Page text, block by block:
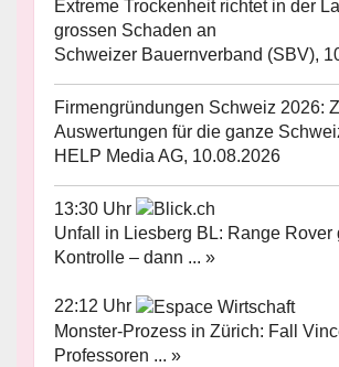
Extreme Trockenheit richtet in der
grossen Schaden an
Schweizer Bauernverband (SBV),
Firmengründungen Schweiz 2026:
Auswertungen für die ganze
HELP Media AG, 10.08.2026
13:30 Uhr
Unfall in Liesberg BL: Range Rover
Kontrolle – dann ... »
22:12 Uhr
Monster-Prozess in Zürich: Fall
Professoren ... »